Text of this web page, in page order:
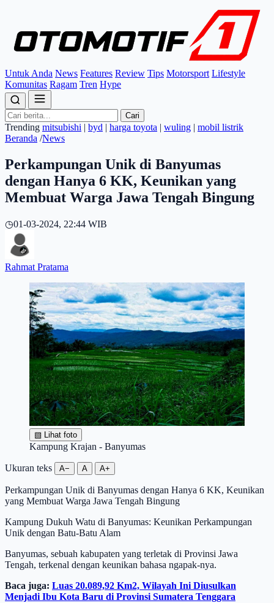
Untuk Anda News Features Review Tips Motorsport Lifestyle
Komunitas Ragam Tren Hype
Cari
Trending mitsubishi | byd | harga toyota | wuling | mobil listrik
Beranda /News
Perkampungan Unik di Banyumas
dengan Hanya 6 KK, Keunikan yang
Membuat Warga Jawa Tengah Bingung
◷01-03-2024, 22:44 WIB
Rahmat Pratama
▧ Lihat foto
Kampung Krajan - Banyumas
Ukuran teks A− A A+
Perkampungan Unik di Banyumas dengan Hanya 6 KK, Keunikan
yang Membuat Warga Jawa Tengah Bingung
Kampung Dukuh Watu di Banyumas: Keunikan Perkampungan
Unik dengan Batu-Batu Alam
Banyumas, sebuah kabupaten yang terletak di Provinsi Jawa
Tengah, terkenal dengan keunikan bahasa ngapak-nya.
Baca juga: Luas 20.089,92 Km2, Wilayah Ini Diusulkan
Menjadi Ibu Kota Baru di Provinsi Sumatera Tenggara